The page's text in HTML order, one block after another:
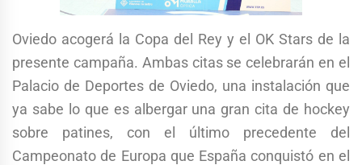
Oviedo acogerá la Copa del Rey y el OK Stars de la
presente campaña. Ambas citas se celebrarán en el
Palacio de Deportes de Oviedo, una instalación que
ya sabe lo que es albergar una gran cita de hockey
sobre patines, con el último precedente del
Campeonato de Europa que España conquistó en el